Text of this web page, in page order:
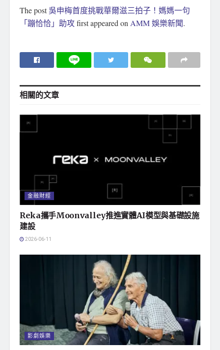
The post吳申梅首度挑戰華爾滋三拍子！媽媽一句
「蹦恰恰」助攻first appeared on AMM 娛樂新聞.
相關的文章
金融財經
Reka攜手Moonvalley推進實體AI模型與基礎設施
建設
2026-06-11
影劇娛樂